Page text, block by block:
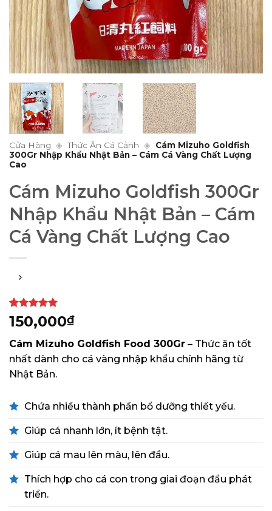
Cửa Hàng ◈ Thức Ăn Cá Cảnh ◈ Cám Mizuho Goldfish
300Gr Nhập Khẩu Nhật Bản – Cám Cá Vàng Chất Lượng
Cao
Cám Mizuho Goldfish 300Gr
Nhập Khẩu Nhật Bản – Cám
Cá Vàng Chất Lượng Cao
5 trên 5
dựa trên
8
150,000₫
Cám Mizuho Goldfish Food 300Gr – Thức ăn tốt
nhất dành cho cá vàng nhập khẩu chính hãng từ
Nhật Bản.
Chứa nhiều thành phần bổ dưỡng thiết yếu.
Giúp cá nhanh lớn, ít bệnh tật.
Giúp cá mau lên màu, lên đầu.
Thích hợp cho cá con trong giai đoạn đầu phát
triển.